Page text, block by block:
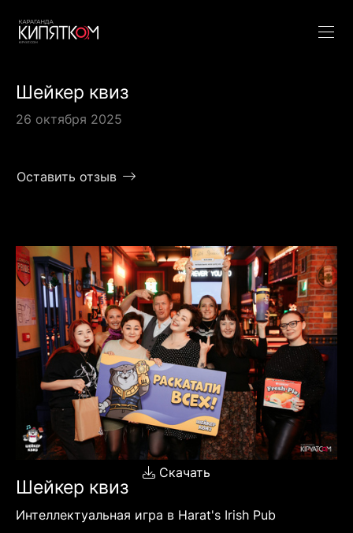
Шейкер квиз
26 октября 2025
Оставить отзыв
Скачать
Шейкер квиз
Интеллектуальная игра в Harat's Irish Pub